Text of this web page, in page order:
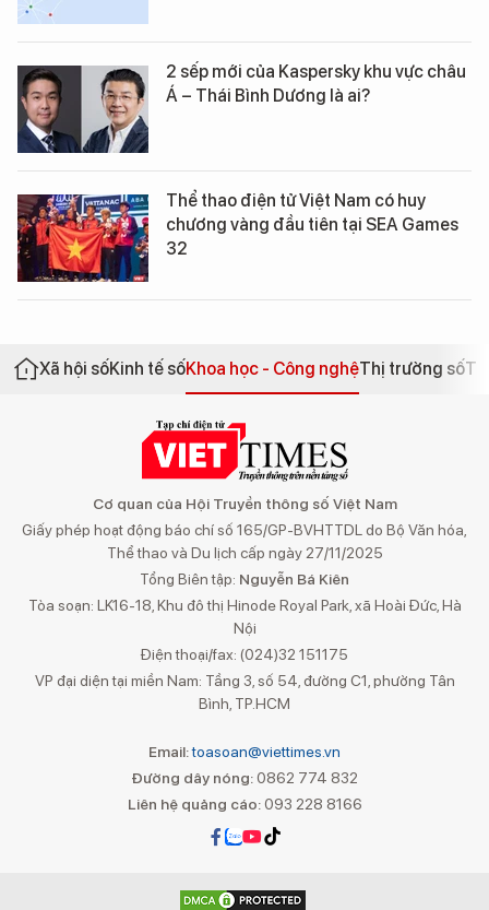
2 sếp mới của Kaspersky khu vực châu
Á – Thái Bình Dương là ai?
Thể thao điện tử Việt Nam có huy
chương vàng đầu tiên tại SEA Games
32
Xã hội sốKinh tế sốKhoa học - Công nghệThị trường số
Cơ quan của Hội Truyền thông số Việt Nam
Giấy phép hoạt động báo chí số 165/GP-BVHTTDL do Bộ Văn hóa,
Thể thao và Du lịch cấp ngày 27/11/2025
Tổng Biên tập: Nguyễn Bá Kiên
Tòa soạn: LK16-18, Khu đô thị Hinode Royal Park, xã Hoài Đức, Hà
Nội
Điện thoại/fax: (024)32 151175
VP đại diện tại miền Nam: Tầng 3, số 54, đường C1, phường Tân
Bình, TP.HCM
Email:toasoan@viettimes.vn
Đường dây nóng: 0862 774 832
Liên hệ quảng cáo:093 228 8166